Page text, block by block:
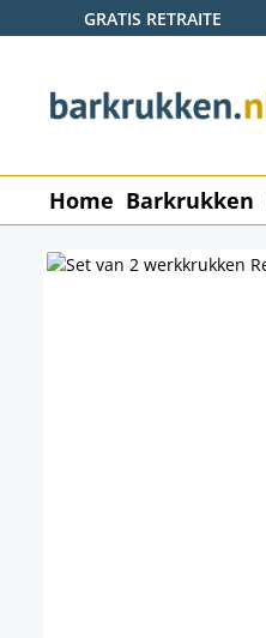
de hoofdinhoud
Ga naar de zoekopdracht
Ga naar de hoofdnavigatie
GRATIS RETRAITE
Home Barkrukken